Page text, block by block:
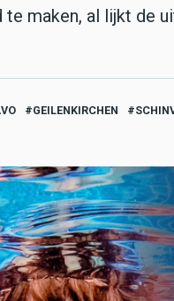
maken, al lijkt de
GEILENKIRCHEN